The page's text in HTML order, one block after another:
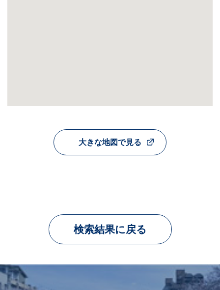
大きな地図で見る
検索結果に戻る